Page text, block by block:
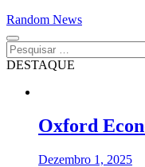
Random News
Pesquisar
por:
DESTAQUE
Oxford
Dezembro 1, 2025